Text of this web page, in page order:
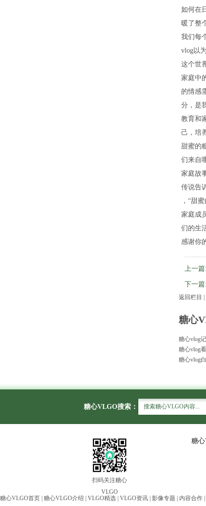
如何在
暖了整
我们每
vlog以
这个世
家庭中
的情感
分，是
教育和
己，培
甜蜜的
们来自
家庭故
传说告
，“甜
家庭成
们的生
感谢你
上一篇:
下一篇:
返回栏目
糖心
糖心vlog
糖心vlog
糖心vlog
糖心VLGO搜索：
扫码关注糖心
VLGO
糖
糖心VLGO首页 糖心VLGO介绍 VLGO精选 VLGO资讯 影像专题 内容合作